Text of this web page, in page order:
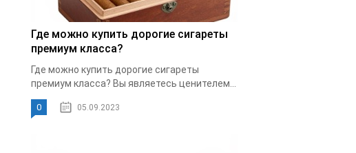
Где можно купить дорогие сигареты
премиум класса?
Где можно купить дорогие сигареты
премиум класса? Вы являетесь ценителем...
0 05.09.2023